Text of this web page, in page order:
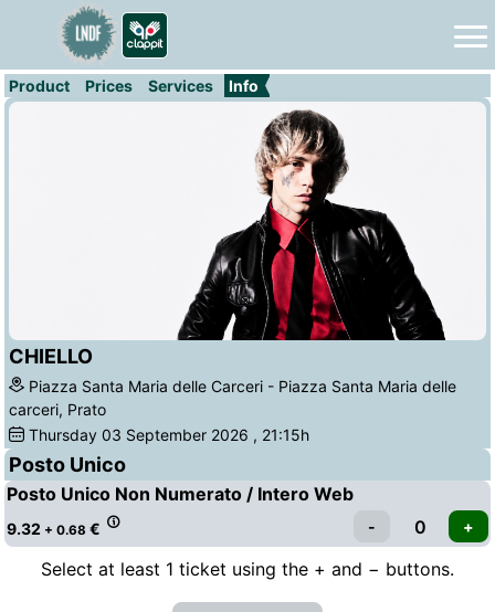
Product Prices Services Info
CHIELLO
Piazza Santa Maria delle Carceri - Piazza Santa Maria delle
carceri, Prato
Thursday 03 September 2026 , 21:15h
Posto Unico
Posto Unico Non Numerato / Intero Web
9.32 + 0.68 €
Select at least 1 ticket using the + and − buttons.